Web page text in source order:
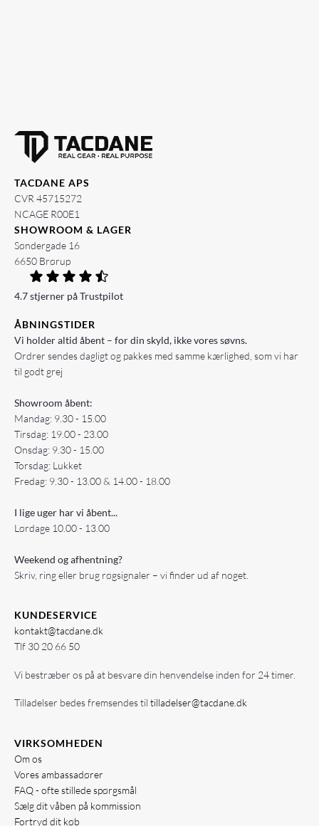
TACDANE APS
CVR 45715272
NCAGE R00E1
SHOWROOM & LAGER
Søndergade 16
6650 Brørup
4.7 stjerner på Trustpilot
ÅBNINGSTIDER
Vi holder altid åbent – for din skyld, ikke vores søvns.
Ordrer sendes dagligt og pakkes med samme kærlighed, som vi har
til godt grej
Showroom åbent:
Mandag: 9.30 - 15.00
Tirsdag: 19.00 - 23.00
Onsdag: 9.30 - 15.00
Torsdag: Lukket
Fredag: 9.30 - 13.00 & 14.00 - 18.00
I lige uger har vi åbent...
Lørdage 10.00 - 13.00
Weekend og afhentning?
Skriv, ring eller brug røgsignaler – vi finder ud af noget.
KUNDESERVICE
kontakt@tacdane.dk
Tlf 30 20 66 50
Vi bestræber os på at besvare din henvendelse inden for 24 timer.
Tilladelser bedes fremsendes til tilladelser@tacdane.dk
VIRKSOMHEDEN
Om os
Vores ambassadører
FAQ - ofte stillede spørgsmål
Sælg dit våben på kommission
Fortryd dit køb